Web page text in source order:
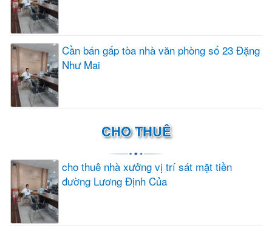
Cần bán gấp tòa nhà văn phòng số 23 Đặng
Như Mai
CHO THUÊ
cho thuê nhà xưởng vị trí sát mặt tiền
đường Lương Định Của